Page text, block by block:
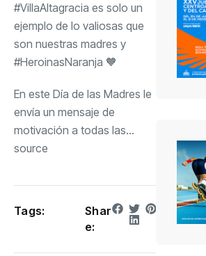
#VillaAltagracia es solo un
ejemplo de lo valiosas que
son nuestras madres y
#HeroinasNaranja 🧡
En este Día de las Madres le
envía un mensaje de
motivación a todas las…
source
Tags:
Shar
e: